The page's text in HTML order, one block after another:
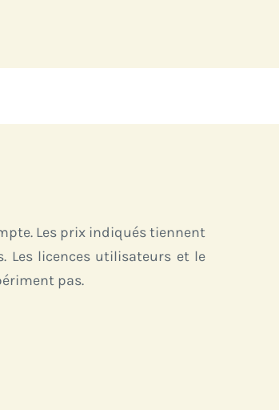
Les prix indiqués tiennent
Les licences utilisateurs et le
pas.